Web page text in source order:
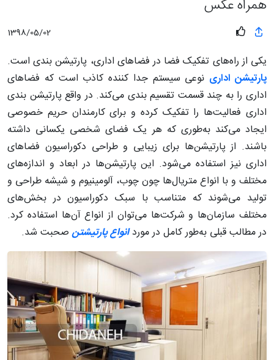
همراه عکس
1398/05/02
یکی از راه‌های تفکیک فضا در فضاهای اداری، پارتیشن‌ بندی است.
پارتیشن اداری نوعی سیستم جدا کننده کاذب است که فضاهای
اداری را به چند قسمت تقسیم بندی می‌کند. در واقع پارتیشن بندی
اداری فعالیت‌ها را تفکیک کرده و برای کارمندان حریم خصوصی
ایجاد می‌کند به‌طوری که هر یک فضای شخصی یکسانی داشته
باشند. از پارتیشن‌ها برای زیبایی و طراحی دکوراسیون فضاهای
اداری نیز استفاده می‌شود. این پارتیشن‌ها در ابعاد و اندازه‌های
مختلف و با انواع متریال‌ها چون چوب، آلومینیوم و شیشه طراحی و
تولید می‌شوند که متناسب با سبک دکوراسیون در بخش‌های
مختلف سازمان‌ها و شرکت‌ها می‌توان از انواع آن‌ها استفاده کرد.
در مطالب قبلی به‌طور کامل در موردانواع پارتیشتنصحبت شد.